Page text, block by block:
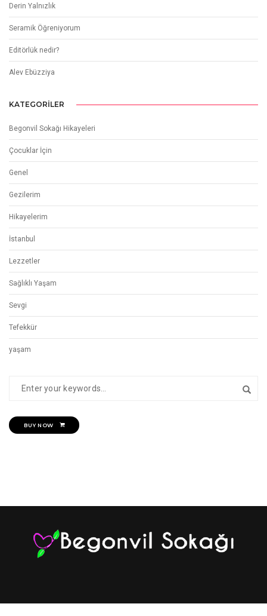
Derin Yalnızlık
Seramik Öğreniyorum
Editörlük nedir?
Alev Ebüzziya
KATEGORILER
Begonvil Sokağı Hikayeleri
Çocuklar İçin
Genel
Gezilerim
Hikayelerim
İstanbul
Lezzetler
Sağlıklı Yaşam
Sevgi
Tefekkür
yaşam
BUY NOW